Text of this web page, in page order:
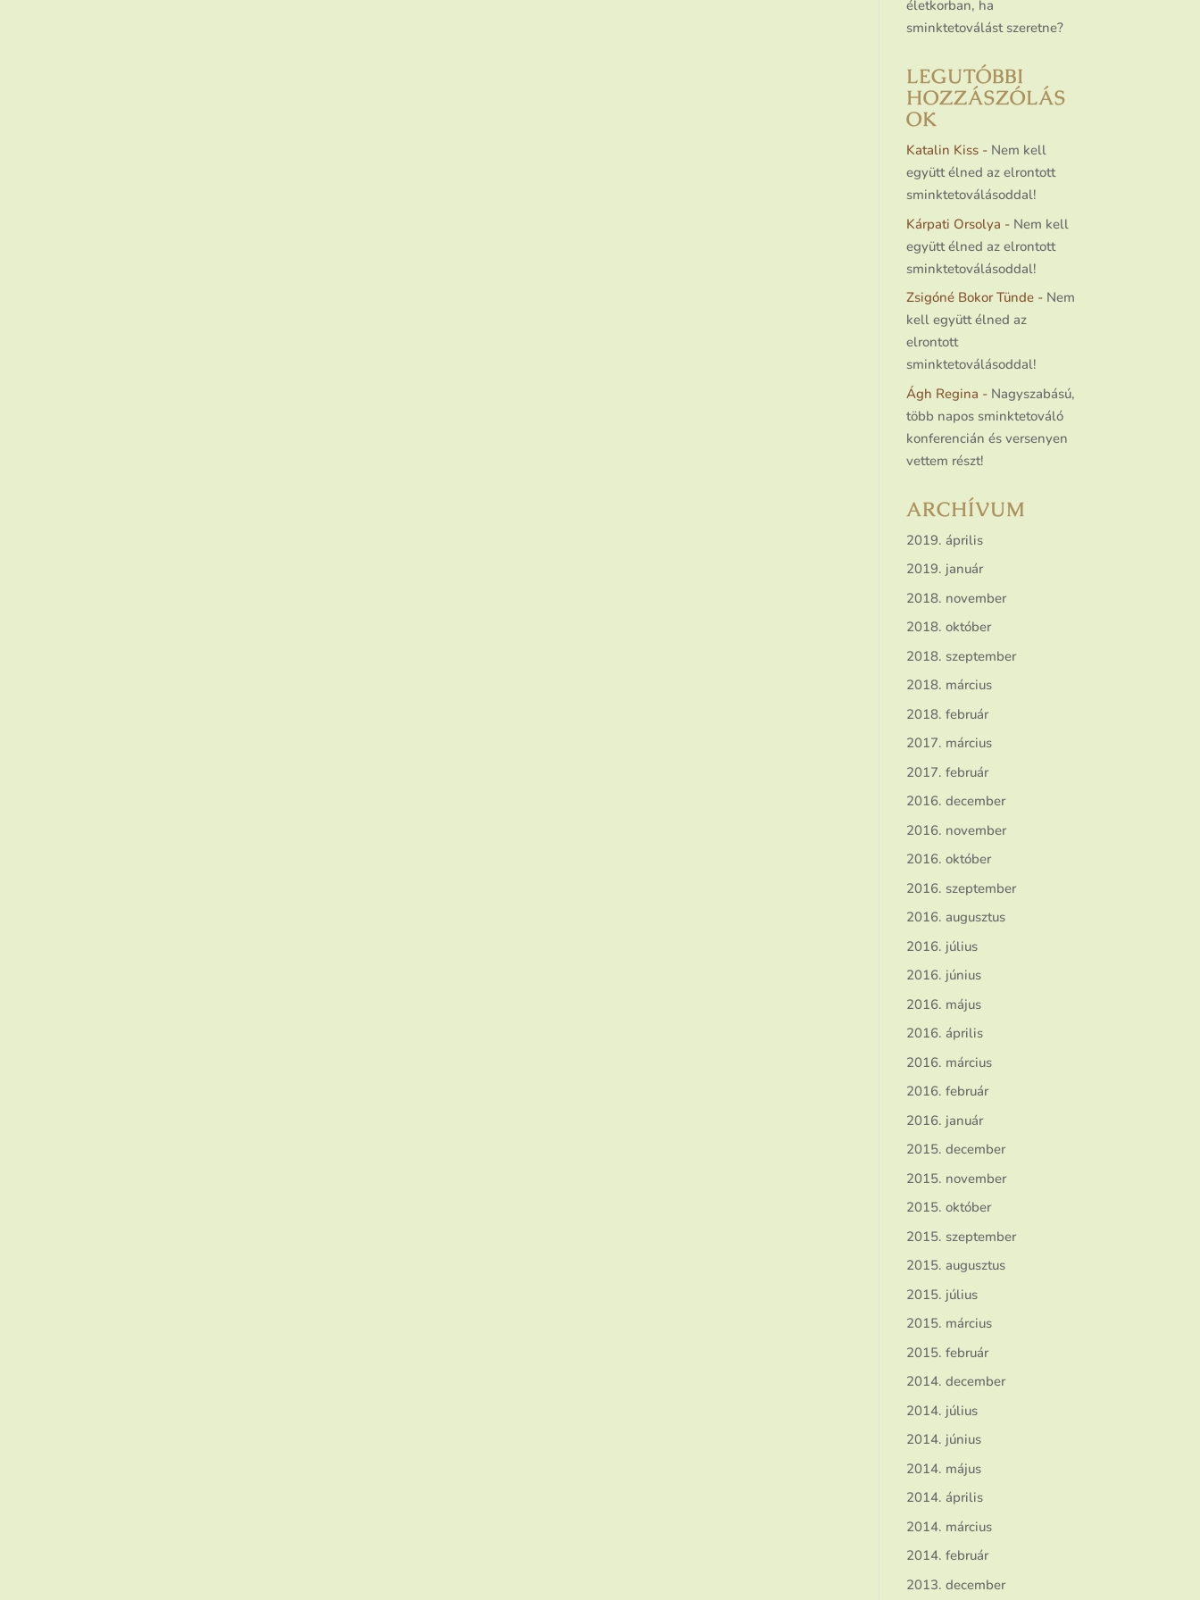
életkorban, ha
sminktetoválást szeretne?
LEGUTÓBBI
HOZZÁSZÓLÁS
OK
Katalin Kiss - Nem kell
együtt élned az elrontott
sminktetoválásoddal!
Kárpati Orsolya - Nem kell
együtt élned az elrontott
sminktetoválásoddal!
Zsigóné Bokor Tünde - Nem
kell együtt élned az
elrontott
sminktetoválásoddal!
Ágh Regina - Nagyszabású,
több napos sminktetováló
konferencián és versenyen
vettem részt!
ARCHÍVUM
2019. április
2019. január
2018. november
2018. október
2018. szeptember
2018. március
2018. február
2017. március
2017. február
2016. december
2016. november
2016. október
2016. szeptember
2016. augusztus
2016. július
2016. június
2016. május
2016. április
2016. március
2016. február
2016. január
2015. december
2015. november
2015. október
2015. szeptember
2015. augusztus
2015. július
2015. március
2015. február
2014. december
2014. július
2014. június
2014. május
2014. április
2014. március
2014. február
2013. december